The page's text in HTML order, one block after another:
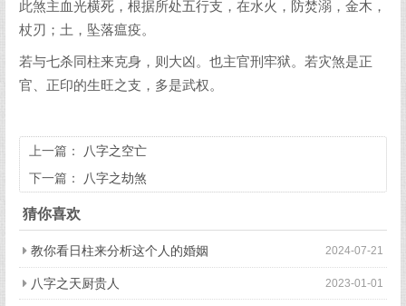
此煞主血光横死，根据所处五行支，在水火，防焚溺，金木，
杖刃；土，坠落瘟疫。
若与七杀同柱来克身，则大凶。也主官刑牢狱。若灾煞是正
官、正印的生旺之支，多是武权。
上一篇：
八字之空亡
下一篇：
八字之劫煞
猜你喜欢
2024-07-21
教你看日柱来分析这个人的婚姻
2023-01-01
八字之天厨贵人